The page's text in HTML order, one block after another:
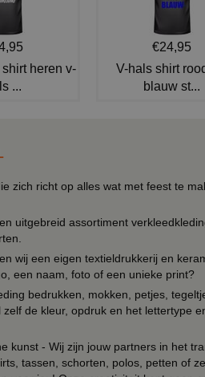
heren v-
...
€24,95
V-hals shirt
blauw st...
zich richt op alles wat met feest te
uitgebreid assortiment
wij een eigen textieldrukkerij en
een naam, foto of een unieke print?
bedrukken, mokken, petjes,
de kleur, opdruk en het lettertype
kunst - Wij zijn jouw partners in het
tassen, schorten, polos, petten of